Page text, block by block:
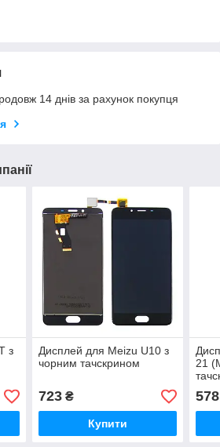
14 днів за рахунок покупця
з
Дисплей для Meizu U10 з
чорним тачскрином
723₴
Купити
21
578